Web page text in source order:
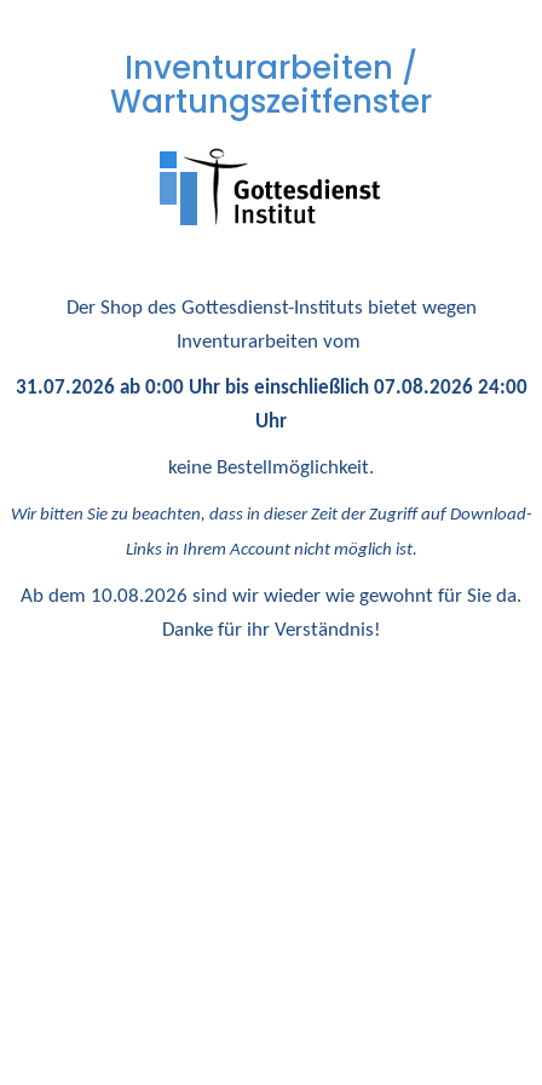
Inventurarbeiten /
Wartungszeitfenster
Der Shop des Gottesdienst-Instituts bietet wegen
Inventurarbeiten vom
31.07.2026 ab 0:00 Uhr bis einschließlich 07.08.2026 24:00
Uhr
keine Bestellmöglichkeit.
Wir bitten Sie zu beachten, dass in dieser Zeit der Zugriff auf Download-
Links in Ihrem Account nicht möglich ist.
Ab dem 10.08.2026 sind wir wieder wie gewohnt für Sie da.
Danke für ihr Verständnis!